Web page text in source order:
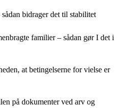
bidrager det til stabilitet
familier – sådan gør I det i
at betingelserne for vielse er
på dokumenter ved arv og